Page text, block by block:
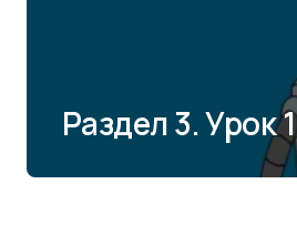
Раздел 3. Урок 1